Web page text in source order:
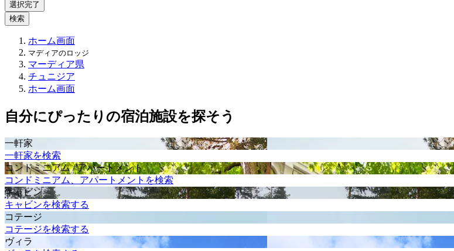
選択完了
検索
ホーム画面
マディアのロッジ
マーディア県
チュニジア
ホーム画面
自分にぴったりの宿泊施設を探そう
一軒家
一軒家を検索
コンドミニアム / アパートメント
コンドミニアム、アパートメントを検索
キャビン
キャビンを検索する
コテージ
コテージを検索する
ヴィラ